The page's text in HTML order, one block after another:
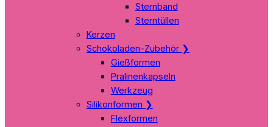
Sternband
Sterntüllen
Kerzen
Schokoladen-Zubehör ❯
Gießformen
Pralinenkapseln
Werkzeug
Silikonformen ❯
Flexformen